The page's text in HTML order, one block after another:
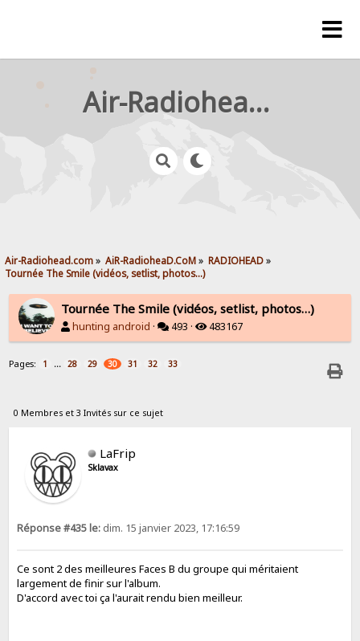
Air-Radiohead.com
Air-Radiohead.com» AiR-RadioheaD.CoM» RADIOHEAD»
Tournée The Smile (vidéos, setlist, photos…)
Tournée The Smile (vidéos, setlist, photos…)
hunting android · 493 · 483167
Pages: 1 ... 28 29 30 31 32 33
0 Membres et 3 Invités sur ce sujet
LaFrip
Sklavax
Réponse #435 le: dim. 15 janvier 2023, 17:16:59
Ce sont 2 des meilleures Faces B du groupe qui méritaient
largement de finir sur l'album.
D'accord avec toi ça l'aurait rendu bien meilleur.